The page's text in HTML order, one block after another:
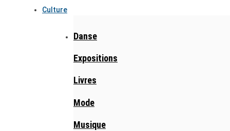
Culture
Danse
Expositions
Livres
Mode
Musique